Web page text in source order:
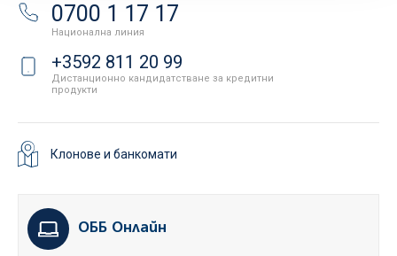
0700 1 17 17
Национална линия
+3592 811 20 99
Дистанционно кандидатстване за кредитни
продукти
Клонове и банкомати
ОББ Онлайн